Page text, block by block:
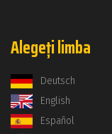
Alegeți limba
Deutsch
English
Español